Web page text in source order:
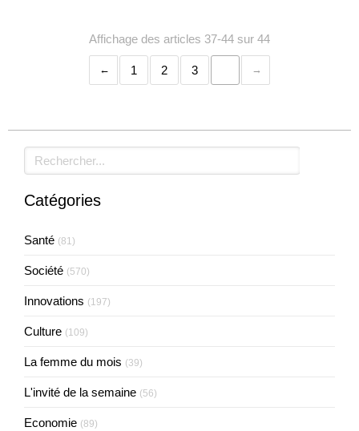
Affichage des articles 37-44 sur 44
1 2 3
Rechercher
Catégories
Santé (81)
Société (570)
Innovations (197)
Culture (109)
La femme du mois (39)
L'invité de la semaine (56)
Economie (89)